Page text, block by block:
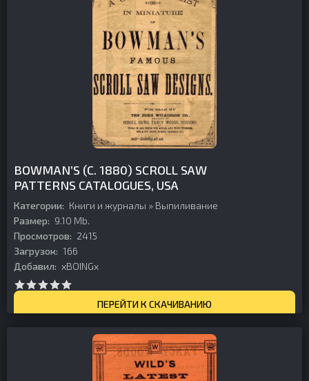
BOWMAN’S (C. 1880) SCROLL SAW
PATTERNS CATALOGUES, USA
Категории: Книги и журналы » Выпиливание
Размер: 9.10 Mb.
Просмотров: 2415
Загрузок: 166
Добавил: xBOINGx
ПЕРЕЙТИ К СКАЧИВАНИЮ